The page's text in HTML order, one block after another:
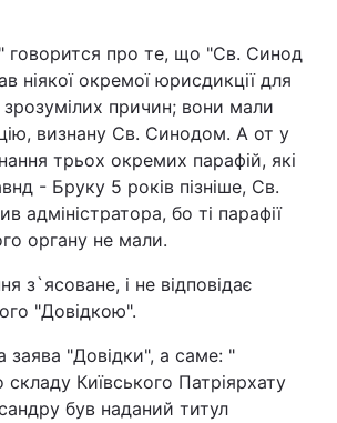
говорится про те, що "Св. Синод
ніякої окремої юрисдикції для
зрозумілих причин; вони мали
визнану Св. Синодом. А от у
трьох окремих парафій, які
- Бруку 5 років пізніше, Св.
адміністратора, бо ті парафії
органу не мали.
з`ясоване, і не відповідає
"Довідкою".
заява "Довідки", а саме: "
Київського Патріярхату
був наданий титул